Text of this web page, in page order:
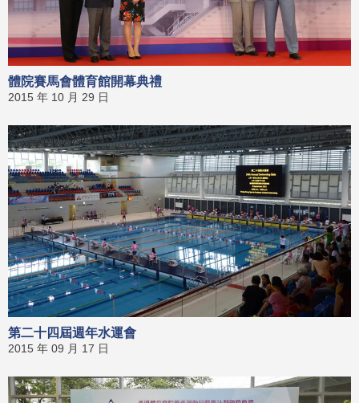
體院賽馬會體育館開幕典禮
2015 年 10 月 29 日
第二十四屆週年水運會
2015 年 09 月 17 日